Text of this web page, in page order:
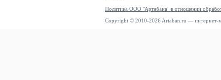
Политика ООО "Артабана" в отношении
Copyright © 2010-2026 Artaban.ru — интернет-